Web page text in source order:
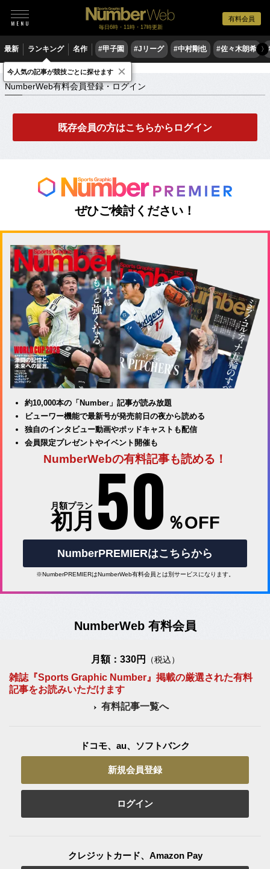
有料会員
毎日6時・11時・17時更新
最新 ランキング 名作 #甲子園 #Jリーグ #中村剛也 #佐々木朗希 〉
NumberWeb有料会員登録・ログイン
NumberWeb有料会員登録・ログイン
既存会員の方はこちらからログイン
ぜひご検討ください！
約10,000本の「Number」記事が読み放題
ビューワー機能で最新号が発売前日の夜から読める
独自のインタビュー動画やポッドキャストも配信
会員限定プレゼントやイベント開催も
NumberWebの有料記事も読める！
月額プラン
初月 50 ％OFF
NumberPREMIERはこちらから
※NumberPREMIERはNumberWeb有料会員とは別サービスになります。
NumberWeb 有料会員
月額：330円 （税込）
雑誌『Sports Graphic Number』掲載の厳選された有料
記事をお読みいただけます
有料記事一覧へ
ドコモ、au、ソフトバンク
新規会員登録
ログイン
クレジットカード、Amazon Pay
今人気の記事が競技ごとに探せます ×